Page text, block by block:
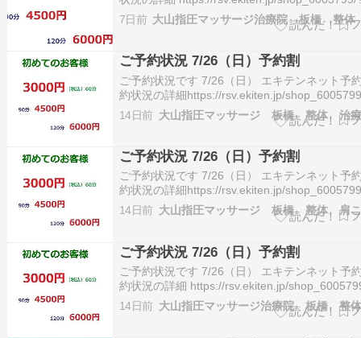
※ご予約が入り塞がってしまう場合がございま
予約・お問合せ 03-5966-5553 この投稿を
7日前
ご予約状況 7/26（日）予約割
ご予約状況です 7/26（日） エキテンネット予
約状況の詳細https://rsv.ekiten.jp/
date※ご予約が入り塞がってしまう場合がござ
す。ご予約・お問合せ 03-5966-5553この投稿
14日前 大山指圧マッサージ 板橋 整体 治
ご予約状況 7/26（日）予約割
ご予約状況です 7/26（日） エキテンネット予
約状況の詳細https://rsv.ekiten.jp/
date※ご予約が入り塞がってしまう場合がござ
す。ご予約・お問合せ 03-5966-5553この投稿
14日前
ご予約状況 7/26（日）予約割
ご予約状況です 7/26（日） エキテンネット予
約状況の詳細 https://rsv.ekiten.jp/
※ご予約が入り塞がってしまう場合がございま
予約・お問合せ 03-5966-5553 この投稿を
14日前